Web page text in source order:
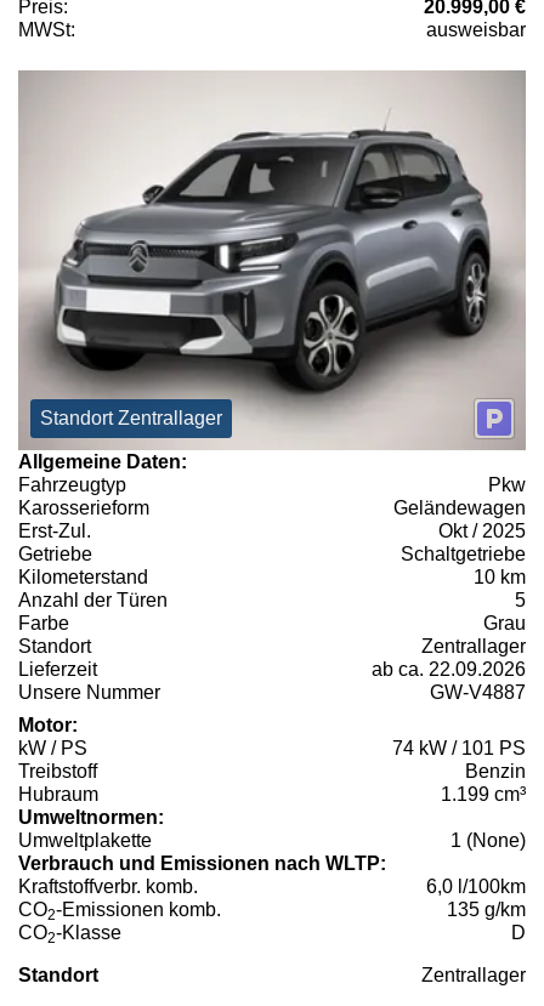
Preis:
20.999,00 €
MWSt:
ausweisbar
Standort Zentrallager
Allgemeine Daten:
Fahrzeugtyp
Pkw
Karosserieform
Geländewagen
Erst-Zul.
Okt / 2025
Getriebe
Schaltgetriebe
Kilometerstand
10 km
Anzahl der Türen
5
Farbe
Grau
Standort
Zentrallager
Lieferzeit
ab ca. 22.09.2026
Unsere Nummer
GW-V4887
Motor:
kW / PS
74 kW / 101 PS
Treibstoff
Benzin
Hubraum
1.199 cm³
Umweltnormen:
Umweltplakette
1 (None)
Verbrauch und Emissionen nach WLTP:
Kraftstoffverbr. komb.
6,0 l/100km
CO2-Emissionen komb.
135 g/km
CO2-Klasse D
Standort Zentrallager